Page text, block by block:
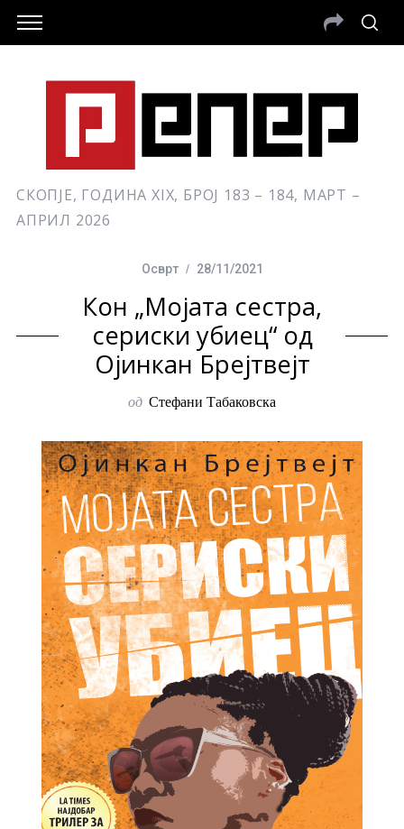
СКОПЈЕ, ГОДИНА XIX, БРОЈ 183 – 184, МАРТ –
АПРИЛ 2026
Осврт 28/11/2021
Кон „Мојата сестра,
сериски убиец“ од
Ојинкан Брејтвејт
од Стефани Табаковска